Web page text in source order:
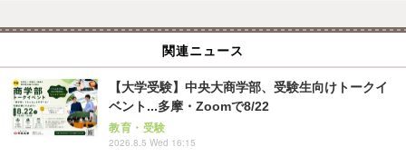
関連ニュース
【大学受験】中央大商学部、受験生向けトークイ
ベント...多摩・Zoomで8/22
教育・受験
2026.8.5 Wed 16:15